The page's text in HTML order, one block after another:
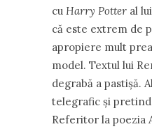
cu Harry Potter al
că este extrem de
apropiere mult
model. Textul lui
degrabă a pastişă.
telegrafic şi
Referitor la poezia